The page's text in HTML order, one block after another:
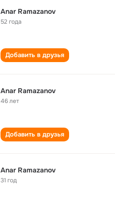
Anar Ramazanov
52 года
Добавить в друзья
Anar Ramazanov
46 лет
Добавить в друзья
Anar Ramazanov
31 год